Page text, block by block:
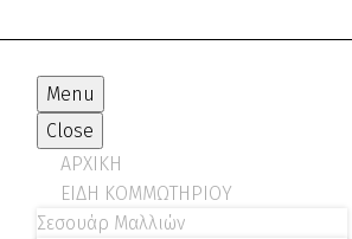
Menu
Close
ΑΡΧΙΚΗ
ΕΙΔΗ ΚΟΜΜΩΤΗΡΙΟΥ
Σεσουάρ Μαλλιών